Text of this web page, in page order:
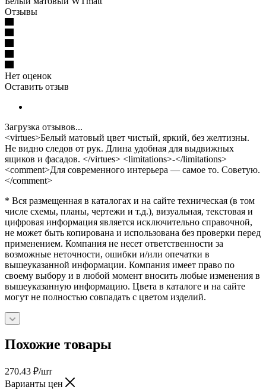
Отзывы
Нет оценок
Оставить отзыв
Загрузка отзывов...
<virtues>Белый матовый цвет чистый, яркий, без желтизны.
Не видно следов от рук. Длина удобная для выдвижных
ящиков и фасадов. </virtues> <limitations>-</limitations>
<comment>Для современного интерьера — самое то. Советую.
</comment>
* Вся размещенная в каталогах и на сайте техническая (в том
числе схемы, планы, чертежи и т.д.), визуальная, текстовая и
цифровая информация является исключительно справочной,
не может быть копирована и использована без проверки перед
применением. Компания не несет ответственности за
возможные неточности, ошибки и/или опечатки в
вышеуказанной информации. Компания имеет право по
своему выбору и в любой момент вносить любые изменения в
вышеуказанную информацию. Цвета в каталоге и на сайте
могут не полностью совпадать с цветом изделий.
Похожие товары
270.43 ₽/шт
Варианты цен